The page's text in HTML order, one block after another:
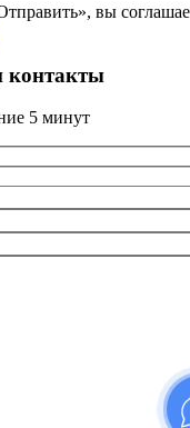
вы
контакты
5 минут